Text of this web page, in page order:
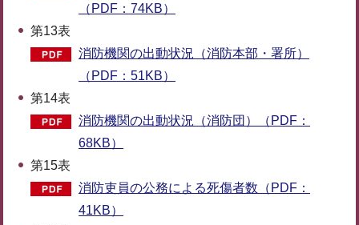
（PDF：74KB）
第13表
消防機関の出動状況（消防本部・署所）
（PDF：51KB）
第14表
消防機関の出動状況（消防団）（PDF：
68KB）
第15表
消防吏員の公務による死傷者数（PDF：
41KB）